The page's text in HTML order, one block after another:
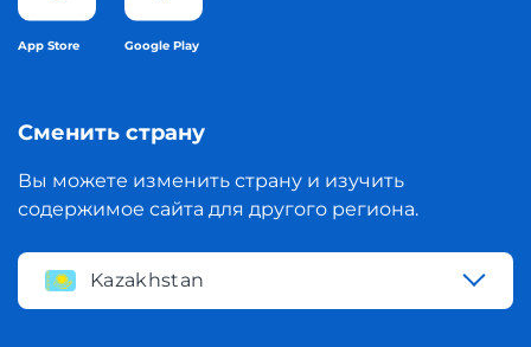
App Store Google Play
Сменить страну
Вы можете изменить страну и изучить
содержимое сайта для другого региона.
Kazakhstan